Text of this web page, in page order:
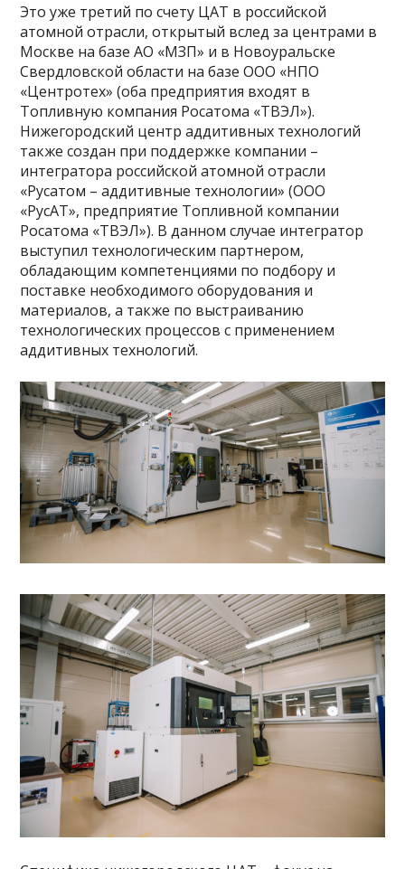
Это уже третий по счету ЦАТ в российской
атомной отрасли, открытый вслед за центрами в
Москве на базе АО «МЗП» и в Новоуральске
Свердловской области на базе ООО «НПО
«Центротех» (оба предприятия входят в
Топливную компания Росатома «ТВЭЛ»).
Нижегородский центр аддитивных технологий
также создан при поддержке компании –
интегратора российской атомной отрасли
«Русатом – аддитивные технологии» (ООО
«РусАТ», предприятие Топливной компании
Росатома «ТВЭЛ»). В данном случае интегратор
выступил технологическим партнером,
обладающим компетенциями по подбору и
поставке необходимого оборудования и
материалов, а также по выстраиванию
технологических процессов с применением
аддитивных технологий.